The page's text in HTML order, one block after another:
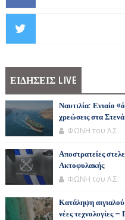
ΕΙΔΗΣΕΙΣ LIVE
Ναυτιλία: Ενιαίο
χρεώσεις στα
ΦΩΝΗ του Λ.Σ.
Αποστρατείες
Ακτοφυλακής
ΦΩΝΗ του Λ.Σ.
Κατάληψη
νέες τεχνολογίες